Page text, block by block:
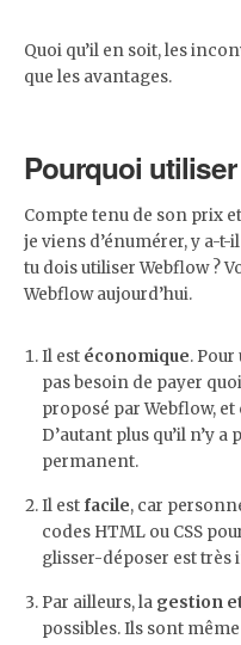
Quoi qu’il en soit, les
que les avantages.
Pourquoi
Compte tenu de son prix
je viens d’énumérer, y a-
tu dois utiliser Webflow ?
Webflow aujourd’hui.
Il est économique.
pas besoin de payer
proposé par Webflow,
D’autant plus qu’il n’y a
permanent.
Il est facile, car
codes HTML ou CSS
glisser-déposer est très
Par ailleurs, la gestion
possibles. Ils sont